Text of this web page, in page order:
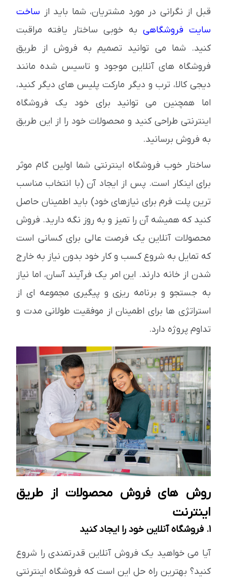
قبل از نگرانی در مورد مشتریان، شما باید از ساخت
سایت فروشگاهی به خوبی ساختار یافته مراقبت
کنید. شما می توانید تصمیم به فروش از طریق
فروشگاه های آنلاین موجود و تاسیس شده مانند
دیجی کالا، ترب و دیگر مارکت پلیس های دیگر کنید،
اما همچنین می توانید برای خود یک فروشگاه
اینترنتی طراحی کنید و محصولات خود را از این طریق
به فروش برسانید.
ساختار خوب فروشگاه اینترنتی شما اولین گام موثر
برای اینکار است. پس از ایجاد آن (با انتخاب مناسب
ترین پلت فرم برای نیازهای خود) باید اطمینان حاصل
کنید که همیشه آن را تمیز و به روز نگه دارید. فروش
محصولات آنلاین یک فرصت عالی برای کسانی است
که تمایل به شروع کسب و کار خود بدون نیاز به خارج
شدن از خانه دارند. این امر یک فرآیند آسان، اما نیاز
به جستجو و برنامه ریزی و پیگیری مجموعه ای از
استراتژی ها برای اطمینان از موفقیت طولانی مدت و
تداوم پروژه دارد.
روش های فروش محصولات از طریق
اینترنت
1. فروشگاه آنلاین خود را ایجاد کنید
آیا می خواهید یک فروش آنلاین قدرتمندی را شروع
کنید؟ بهترین راه حل این است که فروشگاه اینترنتی